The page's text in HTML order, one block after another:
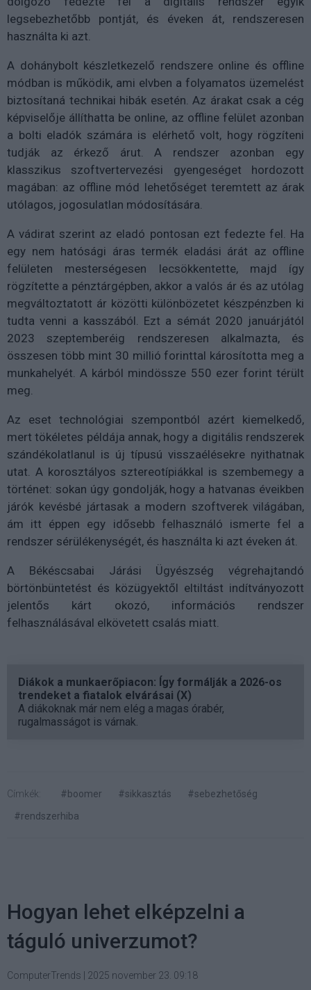
legsebezhetőbb pontját, és éveken át, rendszeresen
használta ki azt.
A dohánybolt készletkezelő rendszere online és offline
módban is működik, ami elvben a folyamatos üzemelést
biztosítaná technikai hibák esetén. Az árakat csak a cég
képviselője állíthatta be online, az offline felület azonban
a bolti eladók számára is elérhető volt, hogy rögzíteni
tudják az érkező árut. A rendszer azonban egy
klasszikus szoftvertervezési gyengeséget hordozott
magában: az offline mód lehetőséget teremtett az árak
utólagos, jogosulatlan módosítására.
A vádirat szerint az eladó pontosan ezt fedezte fel. Ha
egy nem hatósági áras termék eladási árát az offline
felületen mesterségesen lecsökkentette, majd így
rögzítette a pénztárgépben, akkor a valós ár és az utólag
megváltoztatott ár közötti különbözetet készpénzben ki
tudta venni a kasszából. Ezt a sémát 2020 januárjától
2023 szeptemberéig rendszeresen alkalmazta, és
összesen több mint 30 millió forinttal károsította meg a
munkahelyét. A kárból mindössze 550 ezer forint térült
meg.
Az eset technológiai szempontból azért kiemelkedő,
mert tökéletes példája annak, hogy a digitális rendszerek
szándékolatlanul is új típusú visszaélésekre nyithatnak
utat. A korosztályos sztereotípiákkal is szembemegy a
történet: sokan úgy gondolják, hogy a hatvanas éveikben
járók kevésbé jártasak a modern szoftverek világában,
ám itt éppen egy idősebb felhasználó ismerte fel a
rendszer sérülékenységét, és használta ki azt éveken át.
A Békéscsabai Járási Ügyészség végrehajtandó
börtönbüntetést és közügyektől eltiltást indítványozott
jelentős kárt okozó, információs rendszer
felhasználásával elkövetett csalás miatt.
Diákok a munkaerőpiacon: Így formálják a 2026-os
trendeket a fiatalok elvárásai (X)
A diákoknak már nem elég a magas órabér,
rugalmasságot is várnak.
Címkék: #boomer #sikkasztás
#sebezhetőség
#rendszerhiba
Hogyan lehet elképzelni a
táguló univerzumot?
ComputerTrends 2025 november 23. 09:18